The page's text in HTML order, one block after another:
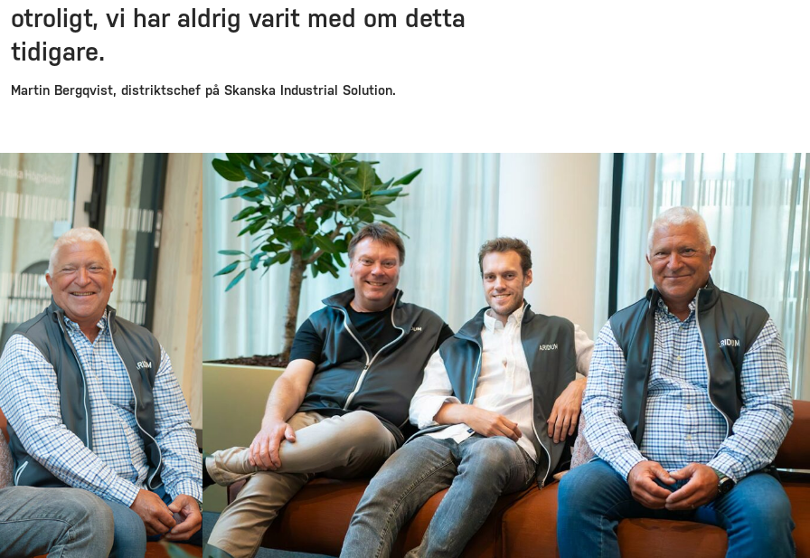
otroligt, vi har aldrig varit med om detta
tidigare.
Martin Bergqvist, distriktschef på Skanska Industrial Solution.